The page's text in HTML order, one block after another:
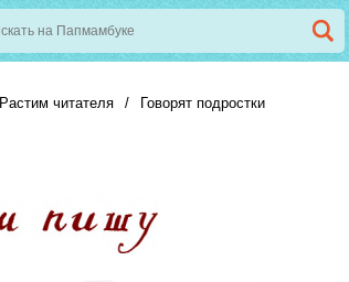
Растим читателя / Говорят подростки